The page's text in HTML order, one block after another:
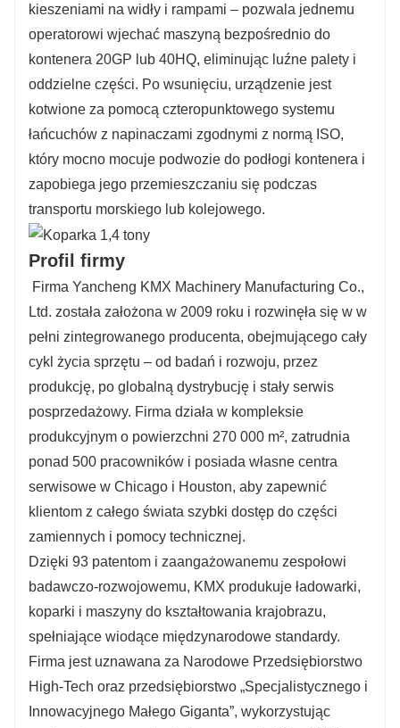
kieszeniami na widły i rampami – pozwala jednemu
operatorowi wjechać maszyną bezpośrednio do
kontenera 20GP lub 40HQ, eliminując luźne palety i
oddzielne części. Po wsunięciu, urządzenie jest
kotwione za pomocą czteropunktowego systemu
łańcuchów z napinaczami zgodnymi z normą ISO,
który mocno mocuje podwozie do podłogi kontenera i
zapobiega jego przemieszczaniu się podczas
transportu morskiego lub kolejowego.
Profil firmy
Firma Yancheng KMX Machinery Manufacturing Co.,
Ltd. została założona w 2009 roku i rozwinęła się w w
pełni zintegrowanego producenta, obejmującego cały
cykl życia sprzętu – od badań i rozwoju, przez
produkcję, po globalną dystrybucję i stały serwis
posprzedażowy. Firma działa w kompleksie
produkcyjnym o powierzchni 270 000 m², zatrudnia
ponad 500 pracowników i posiada własne centra
serwisowe w Chicago i Houston, aby zapewnić
klientom z całego świata szybki dostęp do części
zamiennych i pomocy technicznej.
Dzięki 93 patentom i zaangażowanemu zespołowi
badawczo-rozwojowemu, KMX produkuje ładowarki,
koparki i maszyny do kształtowania krajobrazu,
spełniające wiodące międzynarodowe standardy.
Firma jest uznawana za Narodowe Przedsiębiorstwo
High-Tech oraz przedsiębiorstwo „Specjalistycznego i
Innowacyjnego Małego Giganta”, wykorzystując